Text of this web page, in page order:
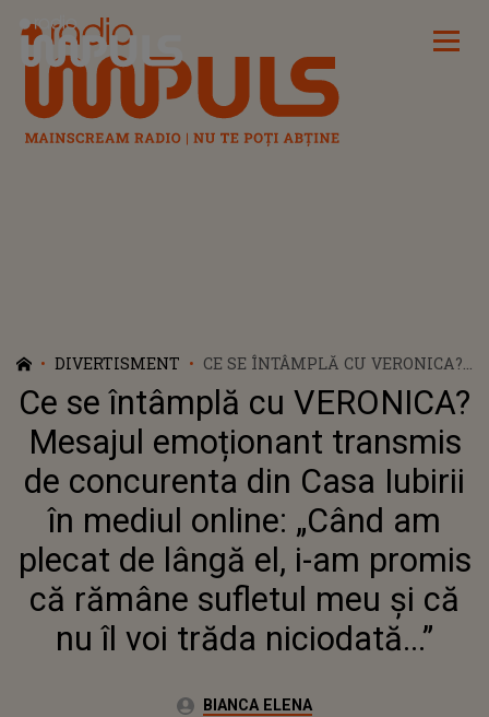
Radio Impuls
DIVERTISMENT
CE SE ÎNTÂMPLĂ CU VERONICA?
MESAJUL EMOȚIONANT
TRANSMIS DE CONCURENTA DIN
CASA IUBIRII ÎN MEDIUL
ONLINE: „CÂND AM PLECAT DE
LÂNGĂ EL, I-AM PROMIS CĂ
NU ÎL VOI TRĂDA NICIODATĂ...”
Ce se întâmplă cu VERONICA?
Mesajul emoționant transmis
de concurenta din Casa Iubirii
în mediul online: „Când am
plecat de lângă el, i-am promis
că rămâne sufletul meu și că
nu îl voi trăda niciodată...”
Autor:BIANCA ELENA